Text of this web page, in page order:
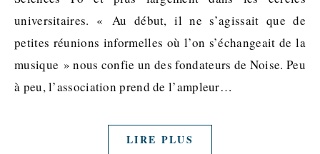
universitaires. « Au début, il ne s’agissait que de
petites réunions informelles où l’on s’échangeait de la
musique » nous confie un des fondateurs de Noise. Peu
à peu, l’association prend de l’ampleur…
LIRE PLUS